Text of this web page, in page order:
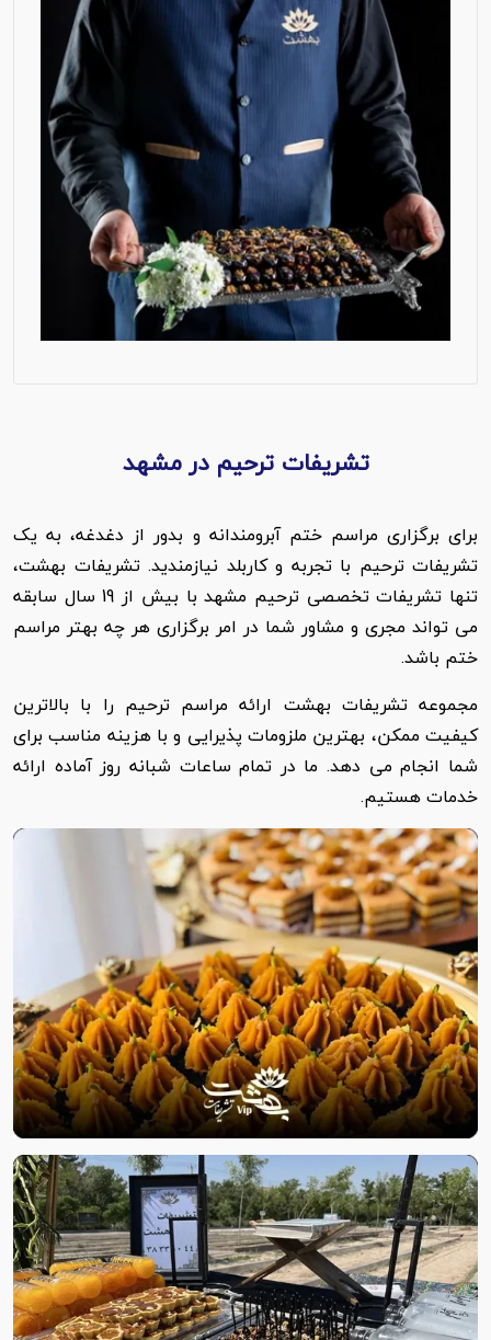
تشریفات ترحیم در مشهد
برای برگزاری مراسم ختم آبرومندانه و بدور از دغدغه، به یک
تشریفات ترحیم با تجربه و کاربلد نیازمندید. تشریفات بهشت،
تنها تشریفات تخصصی ترحیم مشهد با بیش از 19 سال سابقه
می تواند مجری و مشاور شما در امر برگزاری هر چه بهتر مراسم
ختم باشد.
مجموعه تشریفات بهشت ارائه مراسم ترحیم را با بالاترین
کیفیت ممکن، بهترین ملزومات پذیرایی و با هزینه مناسب برای
شما انجام می دهد. ما در تمام ساعات شبانه روز آماده ارائه
خدمات هستیم.